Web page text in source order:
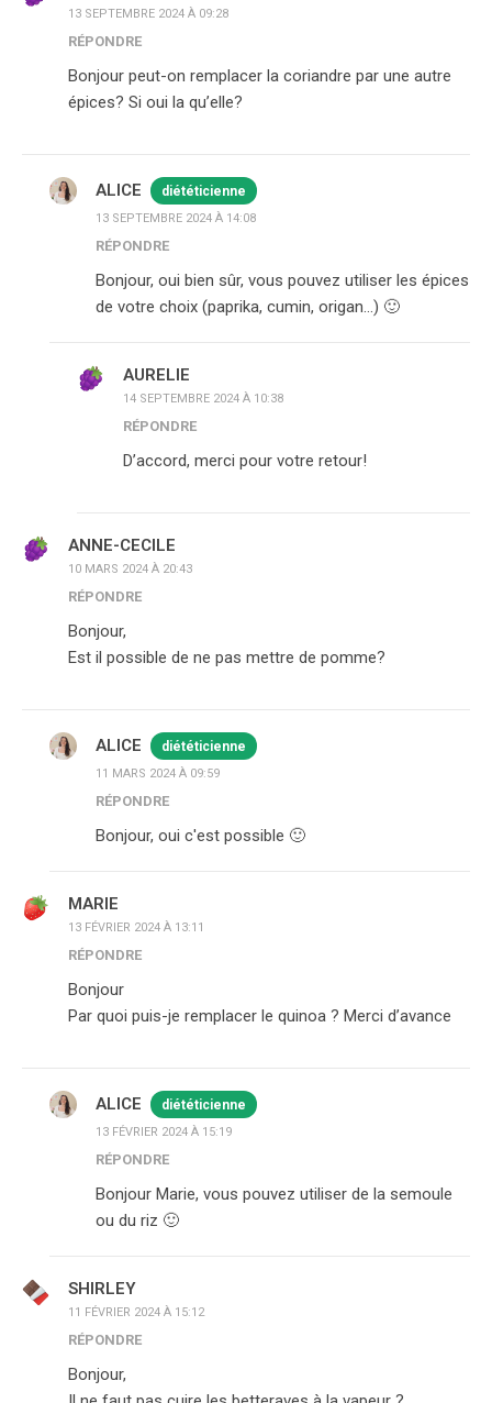
13 SEPTEMBRE 2024 À 09:28
RÉPONDRE
Bonjour peut-on remplacer la coriandre par une autre
épices? Si oui la qu’elle?
ALICE diététicienne
13 SEPTEMBRE 2024 À 14:08
RÉPONDRE
Bonjour, oui bien sûr, vous pouvez utiliser les épices
de votre choix (paprika, cumin, origan…) 🙂
AURELIE
14 SEPTEMBRE 2024 À 10:38
RÉPONDRE
D’accord, merci pour votre retour!
ANNE-CECILE
10 MARS 2024 À 20:43
RÉPONDRE
Bonjour,
Est il possible de ne pas mettre de pomme?
ALICE diététicienne
11 MARS 2024 À 09:59
RÉPONDRE
Bonjour, oui c'est possible 🙂
MARIE
13 FÉVRIER 2024 À 13:11
RÉPONDRE
Bonjour
Par quoi puis-je remplacer le quinoa ? Merci d’avance
ALICE diététicienne
13 FÉVRIER 2024 À 15:19
RÉPONDRE
Bonjour Marie, vous pouvez utiliser de la semoule
ou du riz 🙂
SHIRLEY
11 FÉVRIER 2024 À 15:12
RÉPONDRE
Bonjour,